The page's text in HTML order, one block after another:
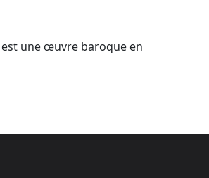
est une œuvre baroque en